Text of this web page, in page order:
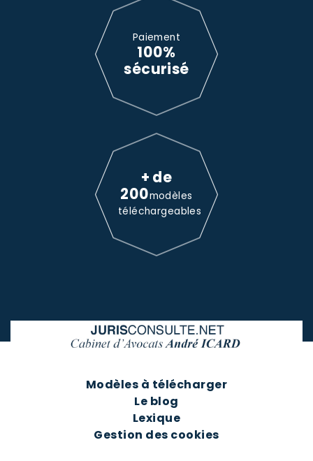
Paiement
100%
sécurisé
+ de
200modèles
téléchargeables
Modèles à télécharger
Le blog
Lexique
Gestion des cookies